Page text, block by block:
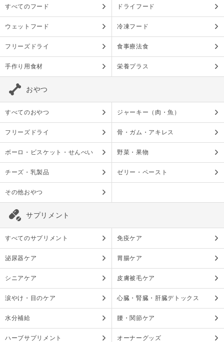
すべてのフード ドライフード
ウェットフード 冷凍フード
フリーズドライ 食事療法食
手作り用食材 栄養プラス
おやつ
すべてのおやつ ジャーキー（肉・魚）
フリーズドライ 骨・ガム・アキレス
ボーロ・ビスケット・せんべい 野菜・果物
チーズ・乳製品 ゼリー・ペースト
その他おやつ
サプリメント
すべてのサプリメント 免疫ケア
泌尿器ケア 胃腸ケア
シニアケア 皮膚被毛ケア
涙やけ・目のケア 心臓・腎臓・肝臓デトックス
水分補給 腰・関節ケア
ハーブサプリメント オーナーグッズ